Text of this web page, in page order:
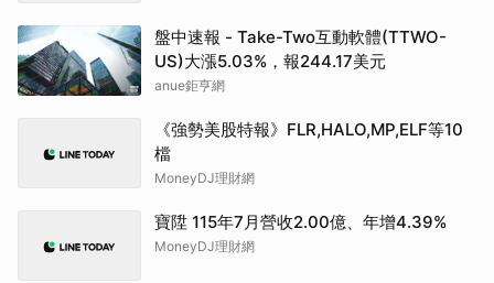
盤中速報 - Take-Two互動軟體(TTWO-
US)大漲5.03%，報244.17美元
anue鉅亨網
《強勢美股特報》FLR,HALO,MP,ELF等10
檔
MoneyDJ理財網
寶陞 115年7月營收2.00億、年增4.39%
MoneyDJ理財網